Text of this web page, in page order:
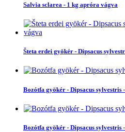
Salvia sclarea - 1 kg apróra vágva
Šteta erdei gyökér - Dipsacus
Bozótfa gyökér - Dipsacus sylvestris
Bozótfa gyökér - Dipsacus sylvestris